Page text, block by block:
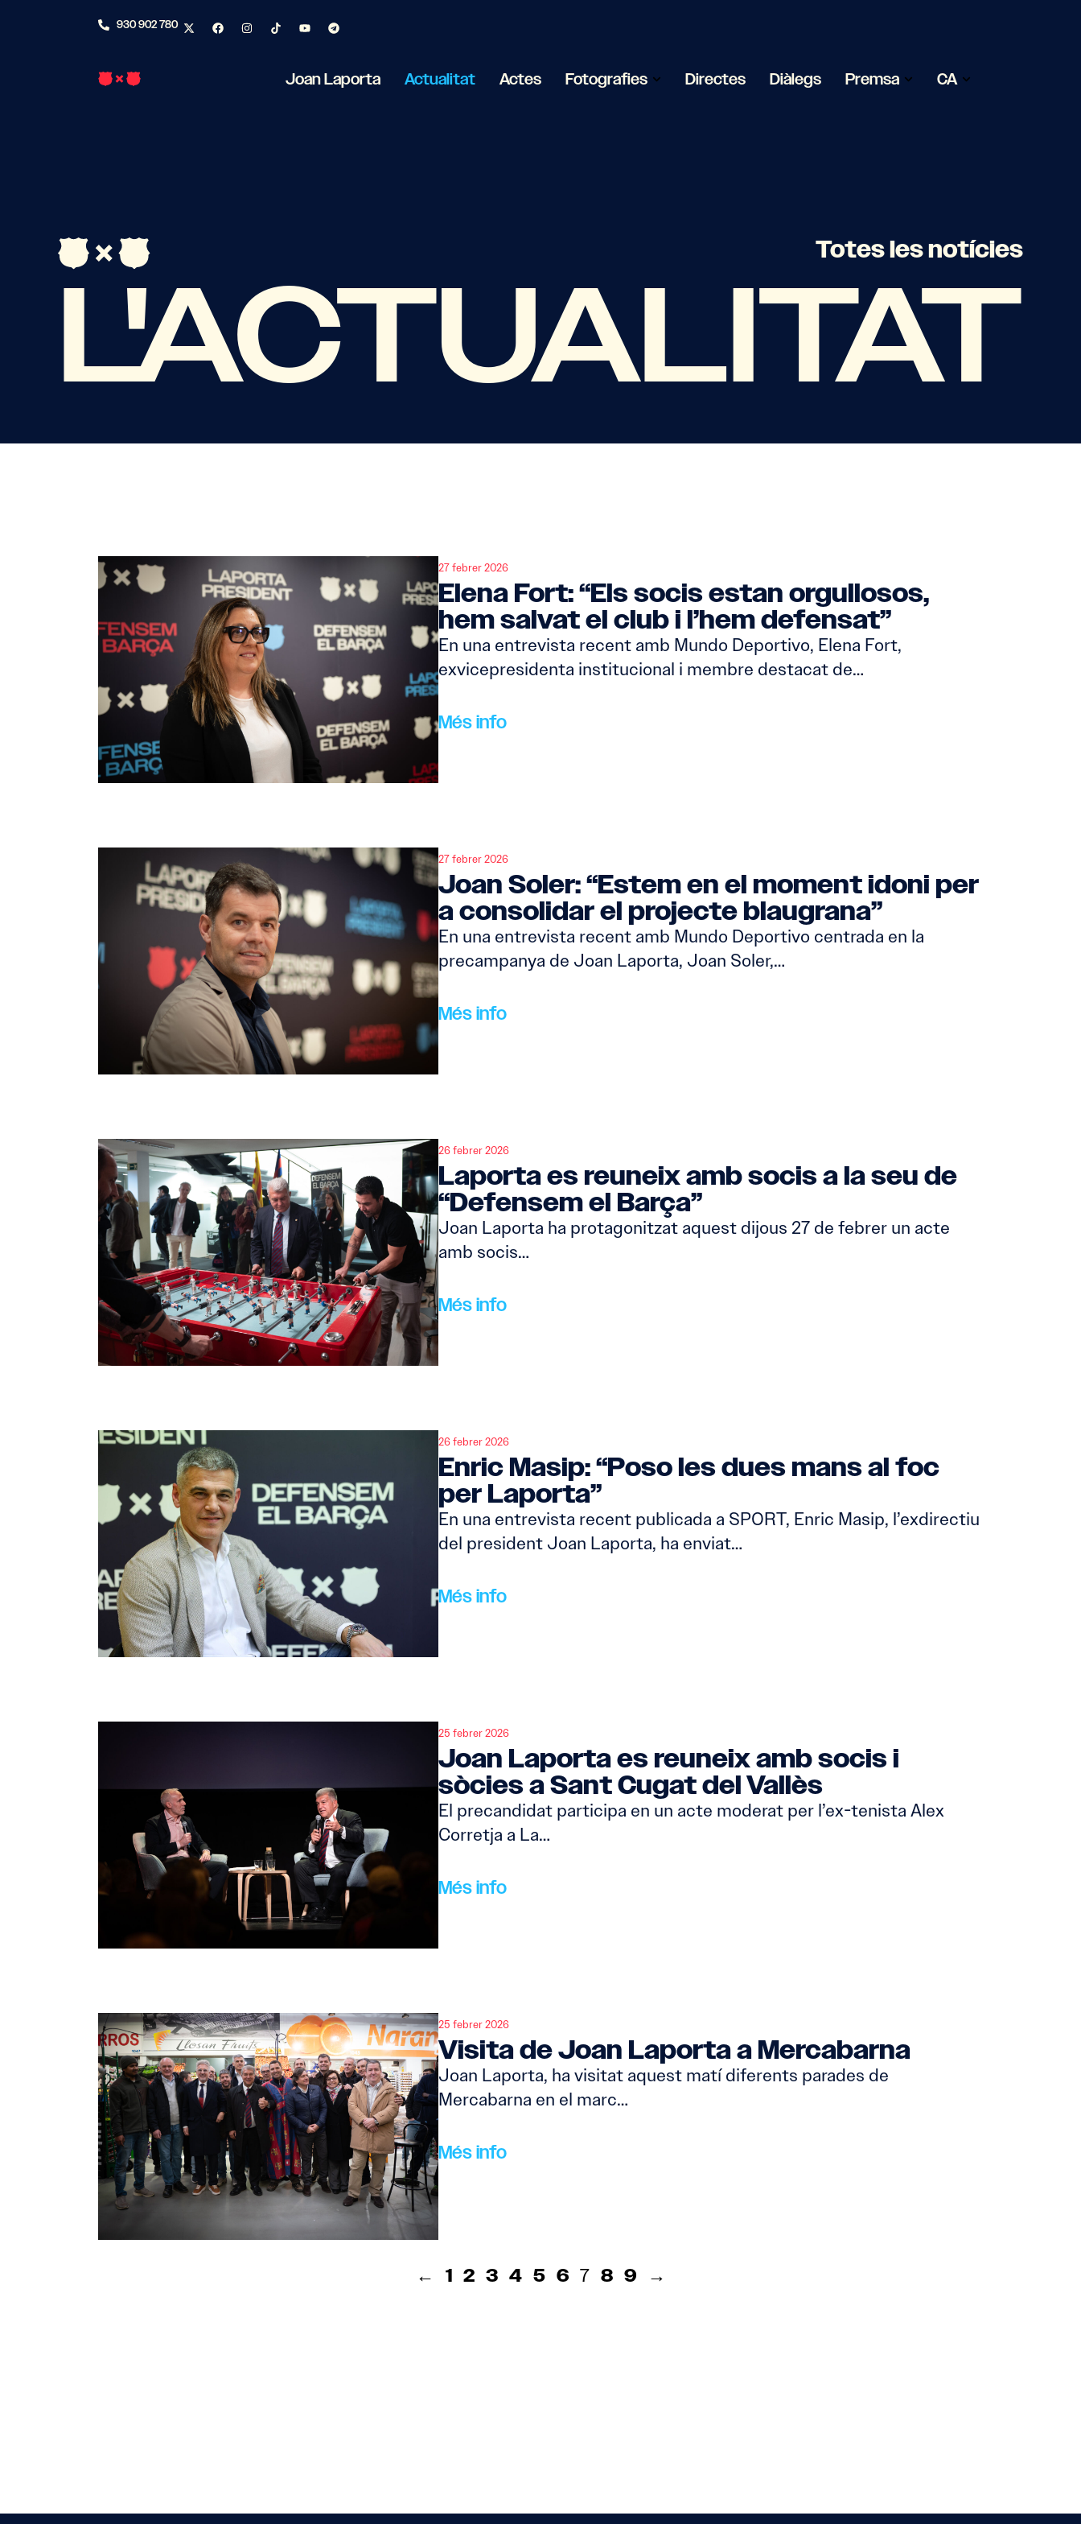
930 902 780
Joan Laporta Actualitat Actes Fotografies Directes Diàlegs Premsa CA
Totes les notícies
L'ACTUALITAT
27 febrer 2026
Elena Fort: “Els socis estan orgullosos,
hem salvat el club i l’hem defensat”
En una entrevista recent amb Mundo Deportivo, Elena Fort,
exvicepresidenta institucional i membre destacat de…
Més info
27 febrer 2026
Joan Soler: “Estem en el moment idoni per
a consolidar el projecte blaugrana”
En una entrevista recent amb Mundo Deportivo centrada en la
precampanya de Joan Laporta, Joan Soler,…
Més info
26 febrer 2026
Laporta es reuneix amb socis a la seu de
“Defensem el Barça”
Joan Laporta ha protagonitzat aquest dijous 27 de febrer un acte
amb socis…
Més info
26 febrer 2026
Enric Masip: “Poso les dues mans al foc
per Laporta”
En una entrevista recent publicada a SPORT, Enric Masip, l’exdirectiu
del president Joan Laporta, ha enviat…
Més info
25 febrer 2026
Joan Laporta es reuneix amb socis i
sòcies a Sant Cugat del Vallès
El precandidat participa en un acte moderat per l’ex-tenista Alex
Corretja a La…
Més info
25 febrer 2026
Visita de Joan Laporta a Mercabarna
Joan Laporta, ha visitat aquest matí diferents parades de
Mercabarna en el marc…
Més info
← 1 2 3 4 5 6 7 8 9 →